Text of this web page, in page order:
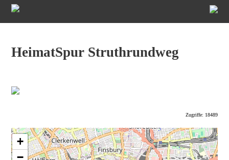
HeimatSpur Struthrundweg
Zugriffe: 18489
+
−